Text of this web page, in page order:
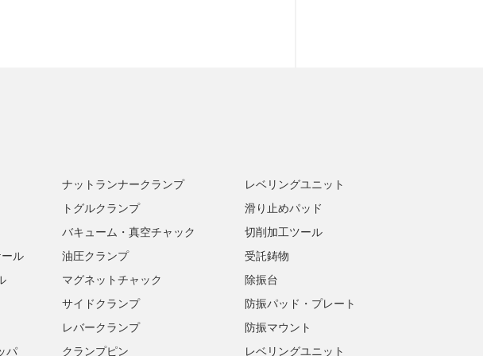
ル
パ
ナットランナークランプ
トグルクランプ
バキューム・真空チャック
油圧クランプ
マグネットチャック
サイドクランプ
レバークランプ
クランプピン
レベリングユニット
滑り止めパッド
切削加工ツール
受託鋳物
除振台
防振パッド・プレート
防振マウント
レベリングユニット